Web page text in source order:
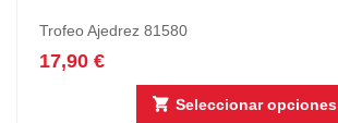
Trofeo Ajedrez 81580
17,90 €
Seleccionar opciones